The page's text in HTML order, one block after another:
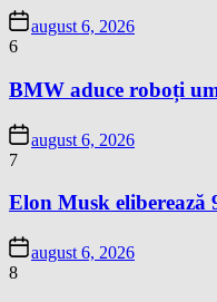
august 6, 2026
6
BMW aduce roboți
august 6, 2026
7
Elon Musk eliberează
august 6, 2026
8